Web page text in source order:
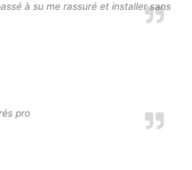
à su me rassuré et installer sans
pro